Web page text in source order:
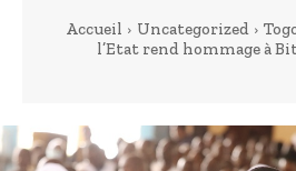
Accueil Uncategorized
l’Etat rend hommage à